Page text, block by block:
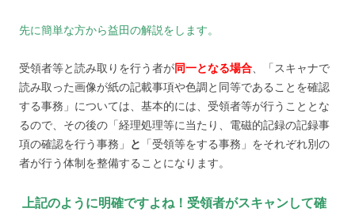
先に簡単な方から益田の解説をします。
受領者等と読み取りを行う者が同一となる場合 、「スキャナで
読み取った画像が紙の記載事項や色調と同等であることを確認
する事務」については、基本的には、受領者等が行うこととな
るので、その後の「経理処理等に当たり、電磁的記録の記録事
項の確認を行う事務」 と 「受領等をする事務」をそれぞれ別の
者が行う体制を整備することになります。
上記のように明確ですよね！受領者がスキャンして確